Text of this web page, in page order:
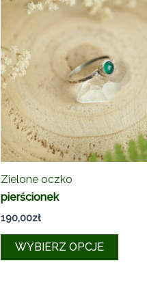
Zielone oczko
pierścionek
190,00zł
WYBIERZ OPCJE
Ten